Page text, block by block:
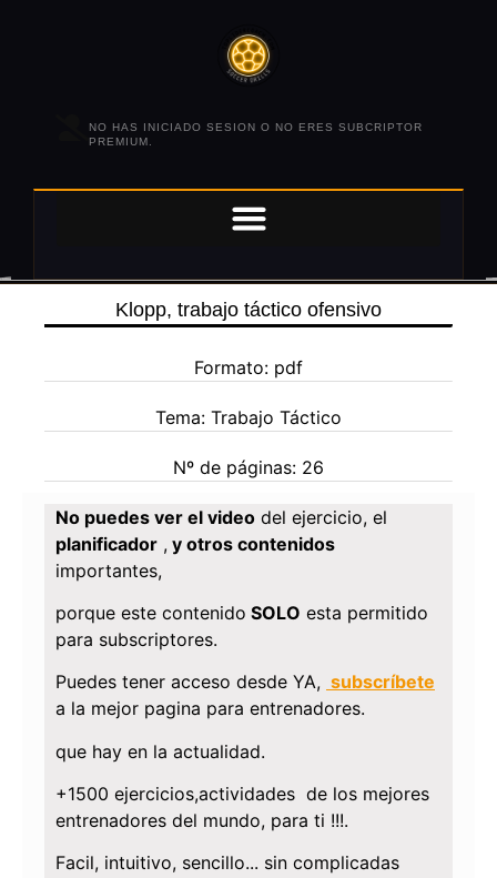
NO HAS INICIADO SESION O NO ERES SUBCRIPTOR
PREMIUM.
Klopp, trabajo táctico ofensivo
Formato: pdf
Tema: Trabajo Táctico
Nº de páginas: 26
No puedes ver el video del ejercicio, el
planificador , y otros contenidos
importantes,
porque este contenido SOLO esta permitido
para subscriptores.
Puedes tener acceso desde YA, subscríbete
a la mejor pagina para entrenadores.
que hay en la actualidad.
+1500 ejercicios,actividades de los mejores
entrenadores del mundo, para ti !!!.
Facil, intuitivo, sencillo... sin complicadas